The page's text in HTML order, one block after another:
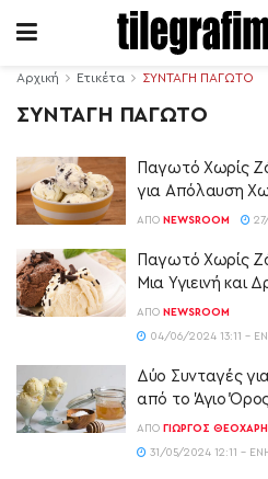
Αρχική Ετικέτα ΣΥΝΤΑΓΗ ΠΑΓΩΤΟ
ΣΥΝΤΑΓΗ ΠΑΓΩΤΟ
Παγωτό Χωρίς
για Απόλαυση
ΑΠΌ NEWSROOM
Παγωτό Χωρίς
Μια Υγιεινή και
ΑΠΌ NEWSROOM
04/06/2024 13:11 -
Δύο Συνταγές
από το Άγιο
ΑΠΌ ΓΙΏΡΓΟΣ
31/05/2024 12:11 -